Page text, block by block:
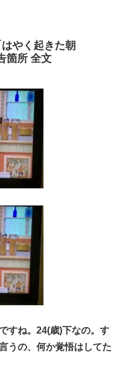
やく起きた朝
箇所 全文
すね。24(歳)下なの。す
うの、何か覚悟はしてた